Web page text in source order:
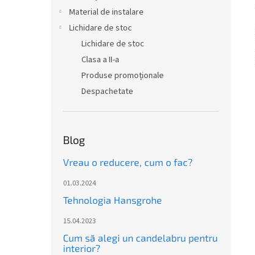
Material de instalare
Lichidare de stoc
Lichidare de stoc
Clasa a II-a
Produse promoționale
Despachetate
Blog
Vreau o reducere, cum o fac?
01.03.2024
Tehnologia Hansgrohe
15.04.2023
Cum să alegi un candelabru pentru
interior?